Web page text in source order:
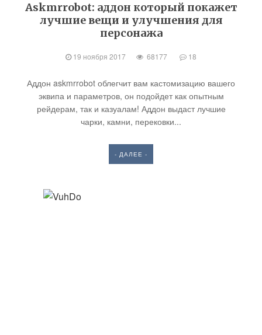
Askmrrobot: аддон который покажет
лучшие вещи и улучшения для
персонажа
19 ноября 2017 68177 18
Аддон askmrrobot облегчит вам кастомизацию вашего
эквипа и параметров, он подойдет как опытным
рейдерам, так и казуалам! Аддон выдаст лучшие
чарки, камни, перековки...
- ДАЛЕЕ -